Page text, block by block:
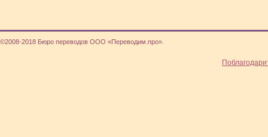
©2008-2018 Бюро переводов ООО «Переводим.про».